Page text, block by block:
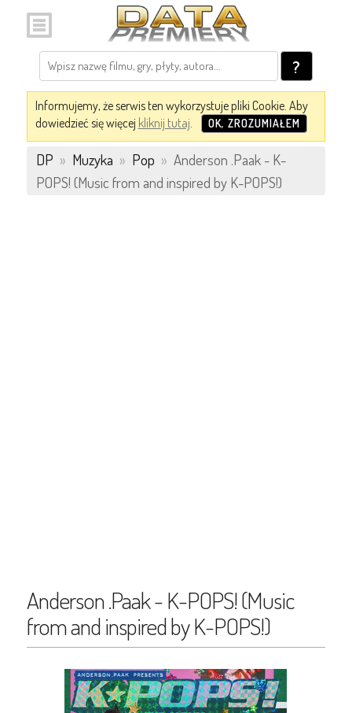
?
Informujemy, że serwis ten wykorzystuje pliki Cookie. Aby
dowiedzieć się więcej kliknij tutaj. OK, ZROZUMIAŁEM
DP » Muzyka » Pop » Anderson .Paak - K-
POPS! (Music from and inspired by K-POPS!)
Anderson .Paak - K-POPS! (Music
from and inspired by K-POPS!)